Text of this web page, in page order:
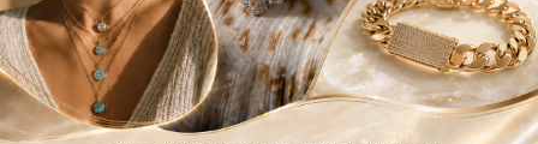
Giriş: 10-05-2026 23:52
Güncelleme: 11-05-2026 21:32
54 Güncel Kültür Sanat